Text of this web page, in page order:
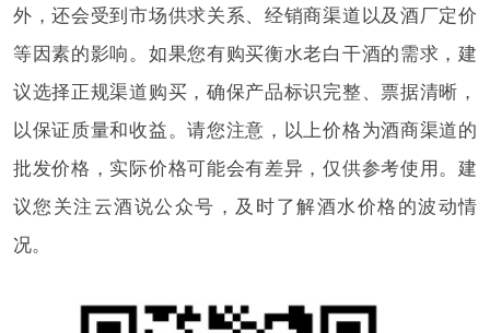
外，还会受到市场供求关系、经销商渠道以及酒厂定价
等因素的影响。如果您有购买衡水老白干酒的需求，建
议选择正规渠道购买，确保产品标识完整、票据清晰，
以保证质量和收益。请您注意，以上价格为酒商渠道的
批发价格，实际价格可能会有差异，仅供参考使用。建
议您关注云酒说公众号，及时了解酒水价格的波动情
况。